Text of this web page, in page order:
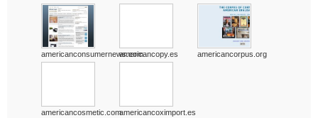
americanconsumernews.comamericancopy.es americancorpus.org
americancosmetic.comamericancoximport.es